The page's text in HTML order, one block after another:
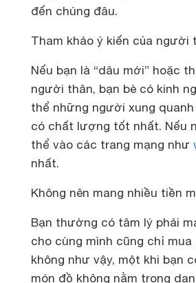
đến chúng đâu.
Tham khảo ý kiến của
Nếu bạn là “dâu mới” hoặc
người thân, bạn bè có kinh
thể những người xung
có chất lượng tốt nhất. Nếu
thể vào các trang mạng như
nhất.
Không nên mang nhiều tiền
Bạn thường có tâm lý phải
cho cùng mình cũng chỉ
không như vậy, một khi bạn
món đồ không nằm trong